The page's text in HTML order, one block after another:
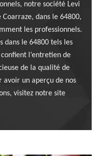
notre société Levi
dans le 64800,
les professionnels.
dans le 64800 tels les
l’entretien de
de la qualité de
avoir un aperçu de nos
visitez notre site